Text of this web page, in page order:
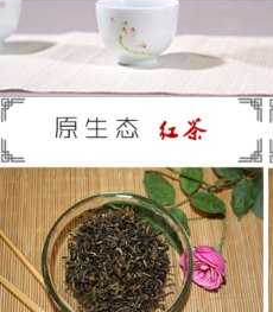
范洪泉
葛岳纯
顾绍培
蒋蓉